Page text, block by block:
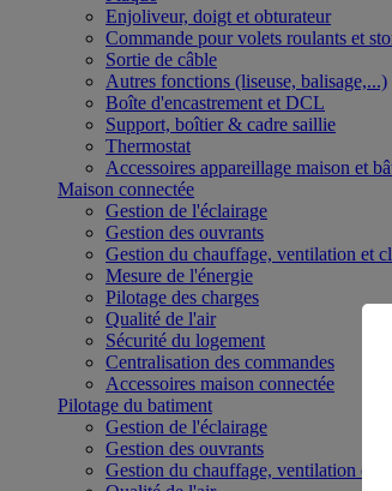
Enjoliveur, doigt et obturateur
Commande pour volets roulants et
Sortie de câble
Autres fonctions (liseuse, balisage,...)
Boîte d'encastrement et DCL
Support, boîtier & cadre saillie
Thermostat
Accessoires appareillage maison et
Maison connectée
Gestion de l'éclairage
Gestion des ouvrants
Gestion du chauffage, ventilation et
Mesure de l'énergie
Pilotage des charges
Qualité de l'air
Sécurité du logement
Centralisation des commandes
Accessoires maison connectée
Pilotage du batiment
Gestion de l'éclairage
Gestion des ouvrants
Gestion du chauffage, ventilation et